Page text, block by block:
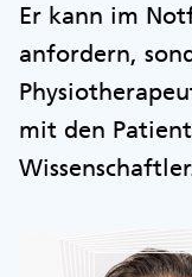
Er kann im
anfordern,
mit den